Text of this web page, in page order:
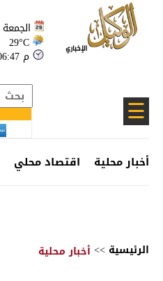
الجمعة 2026-08-07
29°C
06:47 م
☰
أخبار محلية اقتصاد محلي
الرئيسية >> أخبار محلية